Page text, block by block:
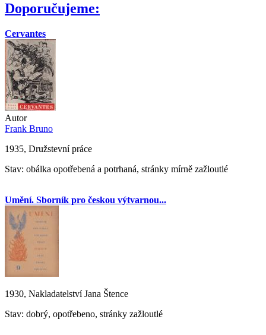
Doporučujeme:
Cervantes
Autor
Frank Bruno
1935, Družstevní práce
Stav: obálka opotřebená a potrhaná, stránky mírně zažloutlé
Umění. Sborník pro českou výtvarnou...
1930, Nakladatelství Jana Štence
Stav: dobrý, opotřebeno, stránky zažloutlé